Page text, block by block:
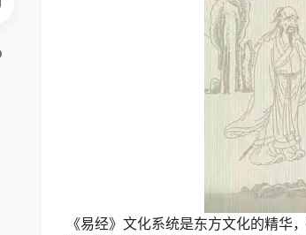
《易经》文化系统是东方文化的精华